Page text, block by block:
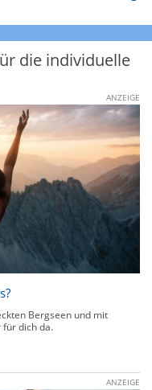
die individuelle
ANZEIGE
Bergseen und mit
für dich da.
ANZEIGE